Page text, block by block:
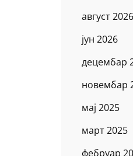
август 2026
јун 2026
децембар
новембар
мај 2025
март 2025
фебруар